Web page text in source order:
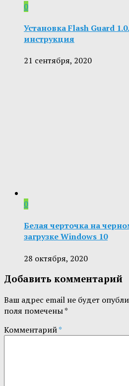
0
Установка Flash Guard
инструкция
21 сентября, 2020
0
Белая черточка на
загрузке Windows 10
28 октября, 2020
Добавить комментарий
Ваш адрес email не будет
поля помечены*
Комментарий*